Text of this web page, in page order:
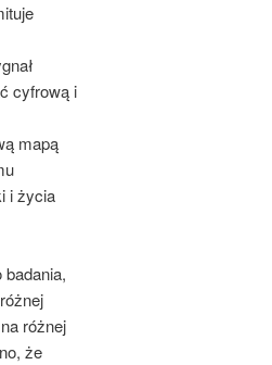
cyfrową i
mapą
i życia
różnej
że